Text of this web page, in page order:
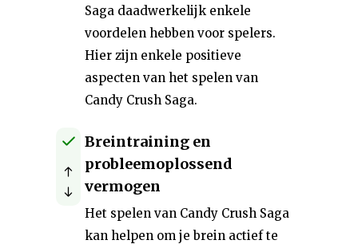
Saga daadwerkelijk enkele
voordelen hebben voor spelers.
Hier zijn enkele positieve
aspecten van het spelen van
Candy Crush Saga.
Breintraining en
probleemoplossend
vermogen
Het spelen van Candy Crush Saga
kan helpen om je brein actief te